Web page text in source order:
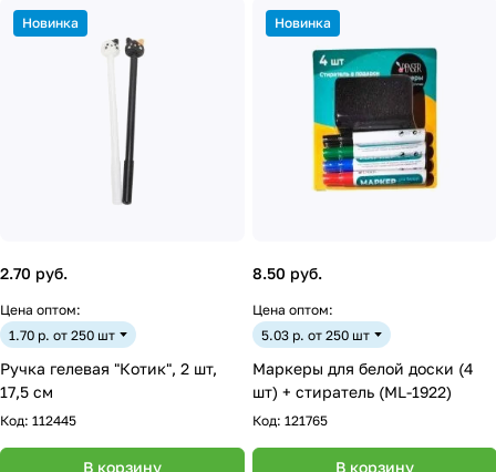
Новинка
2.70 руб.
Цена оптом:
1.70 р. от 250 шт
Ручка гелевая "Котик", 2 шт,
17,5 см
Код: 112445
В корзину
Новинка
8.50 руб.
Цена оптом:
5.03 р. от 250 шт
Маркеры для белой доски (4
шт) + стиратель (ML-1922)
Код: 121765
В корзину